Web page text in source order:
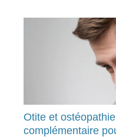
Otite et
complémentaire